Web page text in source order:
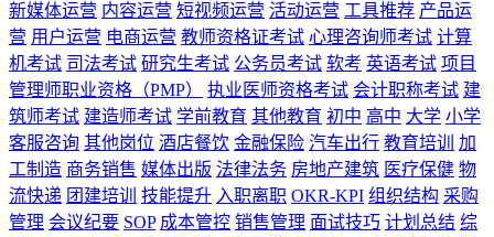
新媒体运营 内容运营 短视频运营 活动运营 工具推荐 产品运
营 用户运营 电商运营 教师资格证考试 心理咨询师考试 计算
机考试 司法考试 研究生考试 公务员考试 软考 英语考试 项目
管理师职业资格（PMP）
执业医师资格考试 会计职称考试 建
筑师考试 建造师考试 学前教育 其他教育 初中 高中 大学 小学
客服咨询 其他岗位 酒店餐饮 金融保险 汽车出行 教育培训
加
工制造 商务销售 媒体出版 法律法务 房地产建筑 医疗保健 物
流快递 团建培训 技能提升 入职离职 OKR-KPI 组织结构 采购
管理 会议纪要 SOP 成本管控 销售管理 面试技巧 计划总结 综